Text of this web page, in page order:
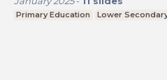
Primary Education Lower